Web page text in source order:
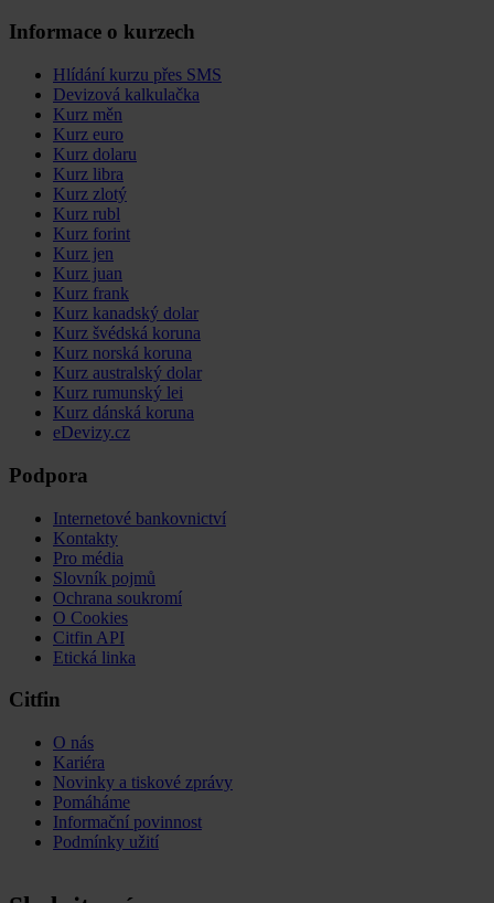
Informace o kurzech
Hlídání kurzu přes SMS
Devizová kalkulačka
Kurz měn
Kurz euro
Kurz dolaru
Kurz libra
Kurz zlotý
Kurz rubl
Kurz forint
Kurz jen
Kurz juan
Kurz frank
Kurz kanadský dolar
Kurz švédská koruna
Kurz norská koruna
Kurz australský dolar
Kurz rumunský lei
Kurz dánská koruna
eDevizy.cz
Podpora
Internetové bankovnictví
Kontakty
Pro média
Slovník pojmů
Ochrana soukromí
O Cookies
Citfin API
Etická linka
Citfin
O nás
Kariéra
Novinky a tiskové zprávy
Pomáháme
Informační povinnost
Podmínky užití